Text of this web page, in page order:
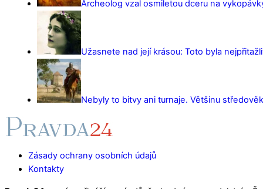
Archeolog vzal osmiletou dceru na
Užasnete nad její krásou: Toto byla
Nebyly to bitvy ani turnaje. Většinu
Zásady ochrany osobních údajů
Kontakty